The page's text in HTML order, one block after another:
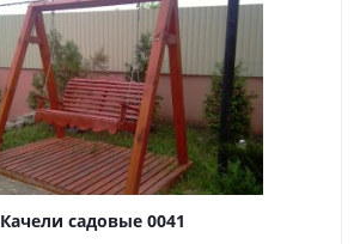
Качели садовые 0041